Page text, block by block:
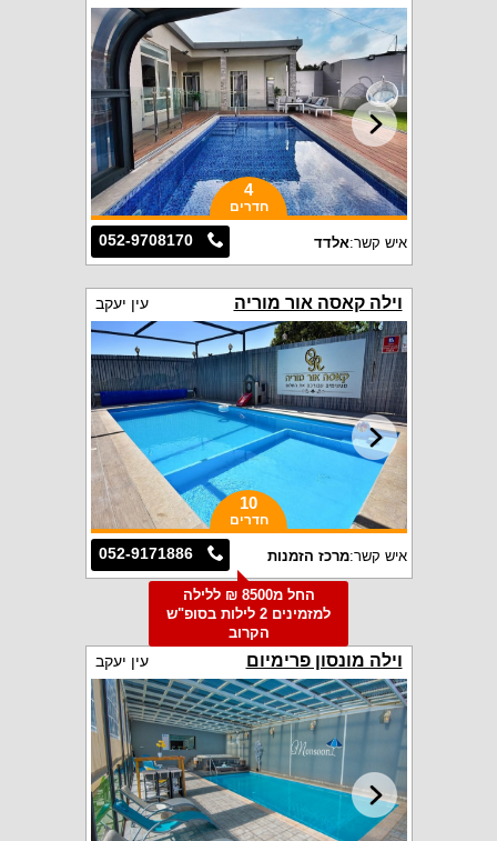
4
חדרים
052-9708170 איש קשר:אלדד
וילה קאסה אור מוריה עין יעקב
10
חדרים
052-9171886 איש קשר:מרכז הזמנות
החל מ8500 ₪ ללילה
למזמינים 2 לילות בסופ"ש
הקרוב
וילה מונסון פרימיום עין יעקב